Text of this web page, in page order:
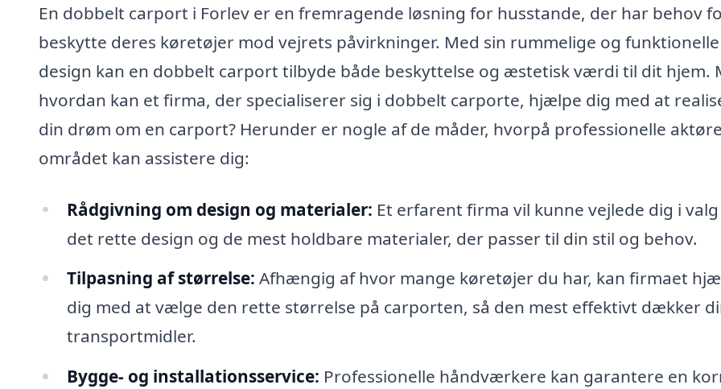
En dobbelt carport i Forlev er en fremragende løsning for husstande, der har behov
beskytte deres køretøjer mod vejrets påvirkninger. Med sin rummelige og funktionelle
design kan en dobbelt carport tilbyde både beskyttelse og æstetisk værdi til dit hjem.
hvordan kan et firma, der specialiserer sig i dobbelt carporte, hjælpe dig med at
din drøm om en carport? Herunder er nogle af de måder, hvorpå professionelle
området kan assistere dig:
Rådgivning om design og materialer: Et erfarent firma vil kunne vejlede dig i
det rette design og de mest holdbare materialer, der passer til din stil og behov.
Tilpasning af størrelse: Afhængig af hvor mange køretøjer du har, kan firmaet
dig med at vælge den rette størrelse på carporten, så den mest effektivt dækker
transportmidler.
Bygge- og installationsservice: Professionelle håndværkere kan garantere en